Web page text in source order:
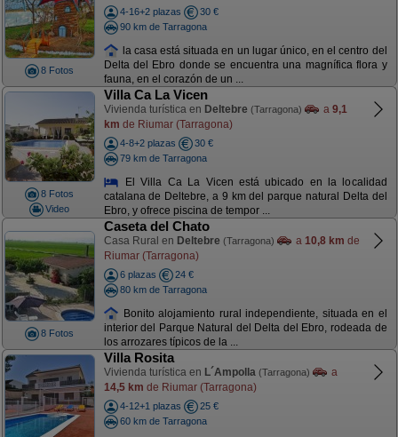
8 Fotos
4-16+2 plazas
30 €
90 km de Tarragona
la casa está situada en un lugar único, en el centro del
Delta del Ebro donde se encuentra una magnífica flora y
fauna, en el corazón de un ...
8 Fotos
Video
Villa Ca La Vicen
Vivienda turística en Deltebre (Tarragona) a 9,1
km de Riumar (Tarragona)
4-8+2 plazas
30 €
79 km de Tarragona
El Villa Ca La Vicen está ubicado en la localidad
catalana de Deltebre, a 9 km del parque natural Delta del
Ebro, y ofrece piscina de tempor ...
8 Fotos
Caseta del Chato
Casa Rural en Deltebre (Tarragona) a 10,8 km de
Riumar (Tarragona)
6 plazas
24 €
80 km de Tarragona
Bonito alojamiento rural independiente, situada en el
interior del Parque Natural del Delta del Ebro, rodeada de
los arrozares típicos de la ...
Villa Rosita
Vivienda turística en L´Ampolla (Tarragona)
a
14,5 km de Riumar (Tarragona)
4-12+1 plazas
25 €
60 km de Tarragona